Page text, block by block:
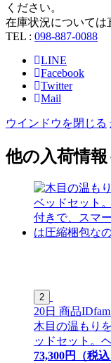
ください。
在庫状況については
TEL : 098-887-0088
LINE
Facebook
Twitter
Mail
ウインドウを閉じる
他の入荷情報
2
20日 商品ID
木目の温もり
ッドセット。
73,300円（税込